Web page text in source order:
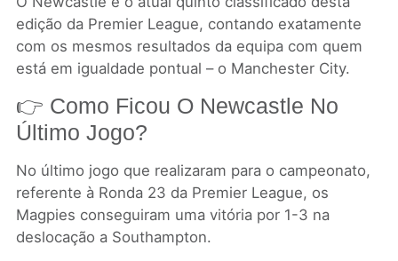
edição da Premier League, contando exatamente
com os mesmos resultados da equipa com quem
está em igualdade pontual – o Manchester City.
👉 Como Ficou O Newcastle No
Último Jogo?
No último jogo que realizaram para o campeonato,
referente à Ronda 23 da Premier League, os
Magpies conseguiram uma vitória por 1-3 na
deslocação a Southampton.